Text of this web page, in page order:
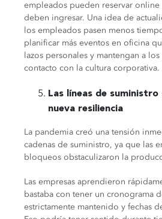
empleados pueden reservar
deben ingresar. Una idea de
los empleados pasen menos
planificar más eventos en oficina
lazos personales y mantengan a
contacto con la cultura corporativa.
Las líneas de suministro
nueva resiliencia
La pandemia creó una tensión
cadenas de suministro, ya que las
bloqueos obstaculizaron la
Las empresas aprendieron
bastaba con tener un cronograma
estrictamente mantenido y fechas